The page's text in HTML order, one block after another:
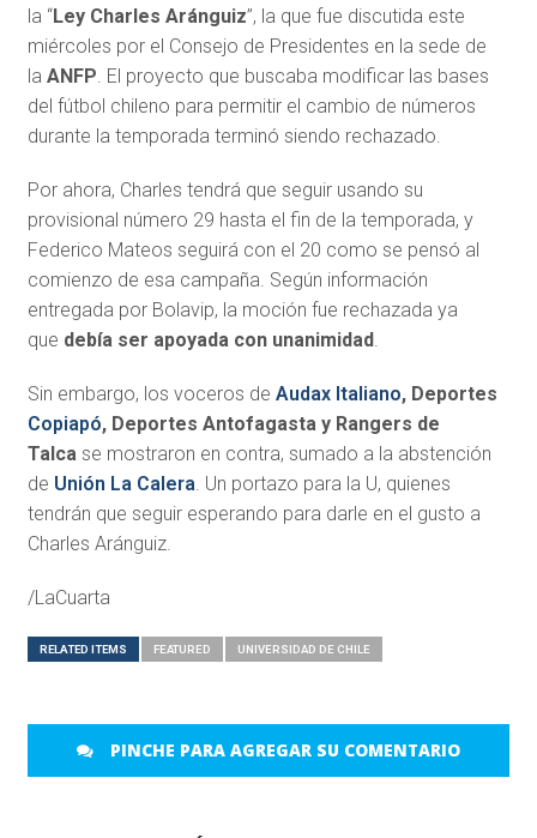
la “Ley Charles Aránguiz”, la que fue discutida este
miércoles por el Consejo de Presidentes en la sede de
la ANFP . El proyecto que buscaba modificar las bases
del fútbol chileno para permitir el cambio de números
durante la temporada terminó siendo rechazado.
Por ahora, Charles tendrá que seguir usando su
provisional número 29 hasta el fin de la temporada, y
Federico Mateos seguirá con el 20 como se pensó al
comienzo de esa campaña. Según información
entregada por Bolavip, la moción fue rechazada ya
que debía ser apoyada con unanimidad.
Sin embargo, los voceros de Audax Italiano, Deportes
Copiapó, Deportes Antofagasta y Rangers de
Talca se mostraron en contra, sumado a la abstención
de Unión La Calera . Un portazo para la U, quienes
tendrán que seguir esperando para darle en el gusto a
Charles Aránguiz.
/LaCuarta
RELATED ITEMS FEATURED UNIVERSIDAD DE CHILE
PINCHE PARA AGREGAR SU COMENTARIO